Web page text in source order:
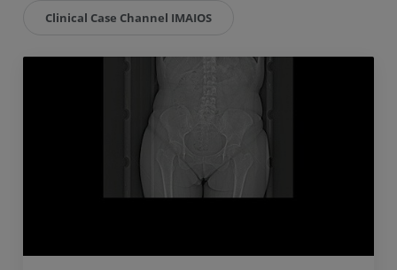
Clinical Case Channel IMAIOS